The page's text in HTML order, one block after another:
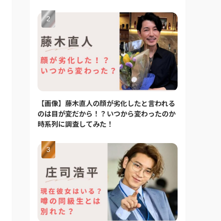
【画像】藤木直人の顔が劣化したと言われる
のは目が変だから！？いつから変わったのか
時系列に調査してみた！